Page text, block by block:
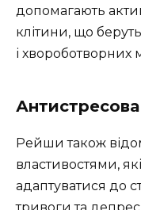
допомагають
клітини, що беруть
і хвороботворних
Антистресова
Рейши також
властивостями,
адаптуватися до